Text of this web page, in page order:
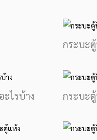
กระบะ
ไรบ้าง กระบะตู้